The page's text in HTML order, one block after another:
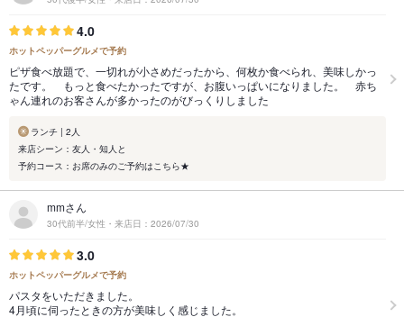
4.0
ホットペッパーグルメで予約
ピザ食べ放題で、一切れが小さめだったから、何枚か食べられ、美味しかっ
たです。 もっと食べたかったですが、お腹いっぱいになりました。 赤ち
ゃん連れのお客さんが多かったのがびっくりしました
ランチ | 2人
来店シーン：友人・知人と
予約コース：お席のみのご予約はこちら★
mmさん
30代前半/女性・来店日：2026/07/30
3.0
ホットペッパーグルメで予約
パスタをいただきました。
4月頃に伺ったときの方が美味しく感じました。